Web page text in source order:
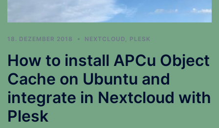
18. DEZEMBER 2018 NEXTCLOUD PLESK
How to install APCu Object
Cache on Ubuntu and
integrate in Nextcloud with
Plesk